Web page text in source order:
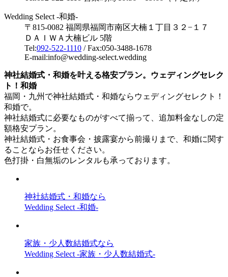
Wedding Select -和婚-
〒815-0082 福岡県福岡市南区大楠１丁目３２−１７
ＤＡＩＷＡ大楠ビル 5階
Tel:092-522-1110 / Fax:050-3488-1678
E-mail:info@wedding-select.wedding
神社結婚式・和婚を叶える格安プラン。ウェディングセレク
ト！和婚
福岡・九州で神社結婚式・和婚ならウェディングセレクト！
和婚で。
神社結婚式に必要なものがすべて揃って、追加料金なしの定
額格安プラン。
神社結婚式・お食事会・披露宴から前撮りまで、和婚に関す
ることならお任せください。
色打掛・白無垢のレンタルも承っております。
神社結婚式・和婚なら
Wedding Select -和婚-
家族・少人数結婚式なら
Wedding Select -家族・少人数結婚式-